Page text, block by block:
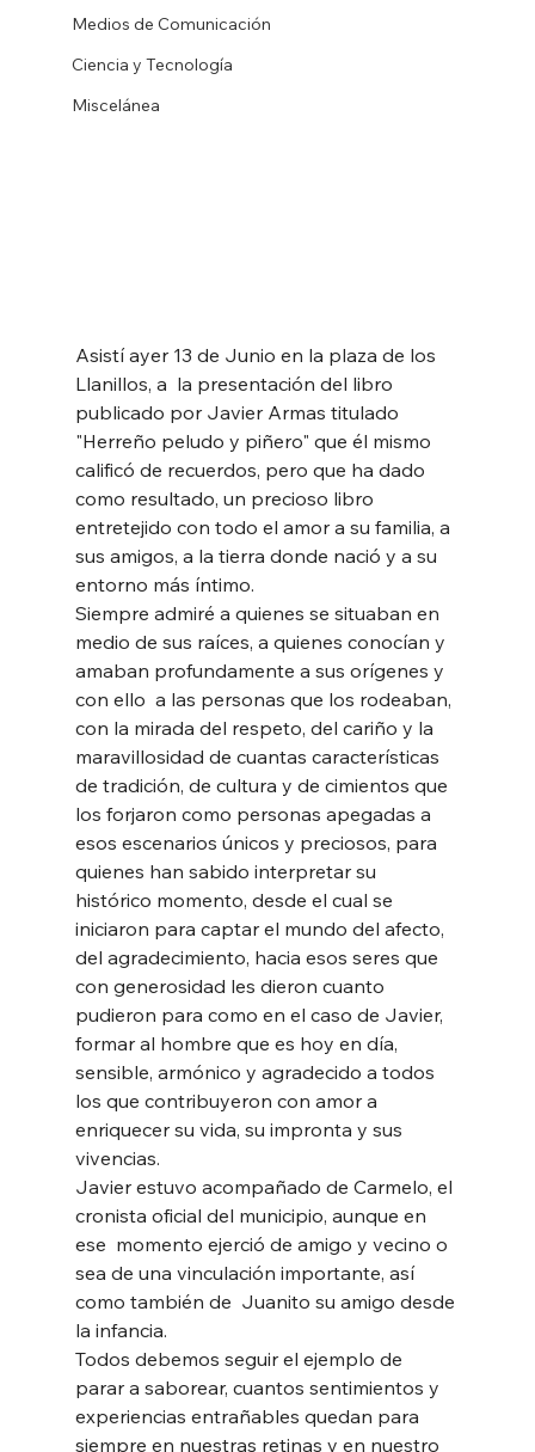
Medios de Comunicación
Ciencia y Tecnología
Miscelánea
Asistí ayer 13 de Junio en la plaza de los
Llanillos, a  la presentación del libro
publicado por Javier Armas titulado
"Herreño peludo y piñero" que él mismo
calificó de recuerdos, pero que ha dado
como resultado, un precioso libro
entretejido con todo el amor a su familia, a
sus amigos, a la tierra donde nació y a su
entorno más íntimo.
Siempre admiré a quienes se situaban en
medio de sus raíces, a quienes conocían y
amaban profundamente a sus orígenes y
con ello  a las personas que los rodeaban,
con la mirada del respeto, del cariño y la
maravillosidad de cuantas características
de tradición, de cultura y de cimientos que
los forjaron como personas apegadas a
esos escenarios únicos y preciosos, para
quienes han sabido interpretar su
histórico momento, desde el cual se
iniciaron para captar el mundo del afecto,
del agradecimiento, hacia esos seres que
con generosidad les dieron cuanto
pudieron para como en el caso de Javier,
formar al hombre que es hoy en día,
sensible, armónico y agradecido a todos
los que contribuyeron con amor a
enriquecer su vida, su impronta y sus
vivencias.
Javier estuvo acompañado de Carmelo, el
cronista oficial del municipio, aunque en
ese  momento ejerció de amigo y vecino o
sea de una vinculación importante, así
como también de  Juanito su amigo desde
la infancia.
Todos debemos seguir el ejemplo de
parar a saborear, cuantos sentimientos y
experiencias entrañables quedan para
siempre en nuestras retinas y en nuestro